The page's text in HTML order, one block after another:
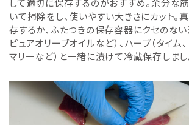
して適切に保存するのがおすすめ。余分な
いて掃除をし、使いやすい大きさにカット。
存するか、ふたつきの保存容器にクセのない
ピュアオリーブオイルなど）、ハーブ（タイム
マリーなど）と一緒に漬けて冷蔵保存しまし